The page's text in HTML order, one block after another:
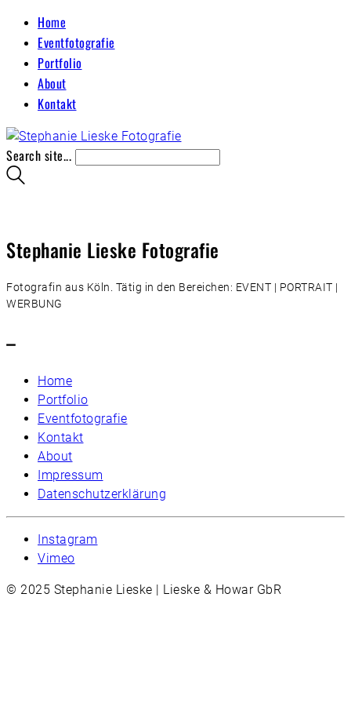
Home
Eventfotografie
Portfolio
About
Kontakt
Search site...
Stephanie Lieske Fotografie
Fotografin aus Köln. Tätig in den Bereichen: EVENT | PORTRAIT |
WERBUNG
–
Home
Portfolio
Eventfotografie
Kontakt
About
Impressum
Datenschutzerklärung
Instagram
Vimeo
© 2025 Stephanie Lieske | Lieske & Howar GbR